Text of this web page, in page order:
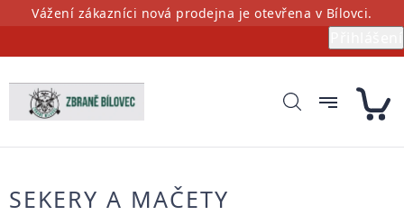
PřejítVážení zákazníci nová prodejna je otevřena v Bílovci.
SEKERY A MAČETY